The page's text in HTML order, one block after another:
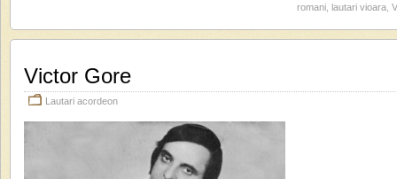
romani lautari vioara
Victor Gore
Lautari acordeon